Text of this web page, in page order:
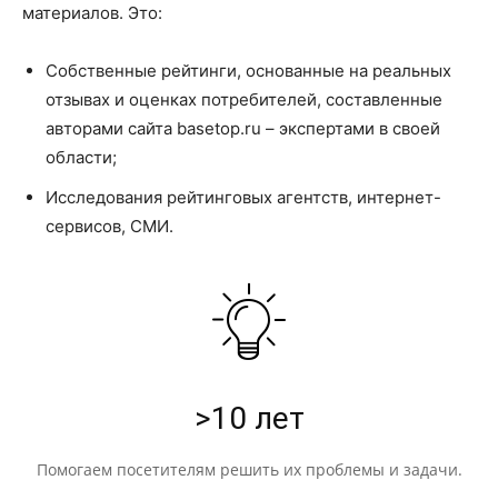
материалов. Это:
Собственные рейтинги, основанные на реальных
отзывах и оценках потребителей, составленные
авторами сайта basetop.ru – экспертами в своей
области;
Исследования рейтинговых агентств, интернет-
сервисов, СМИ.
>10 лет
Помогаем посетителям решить их проблемы и задачи.